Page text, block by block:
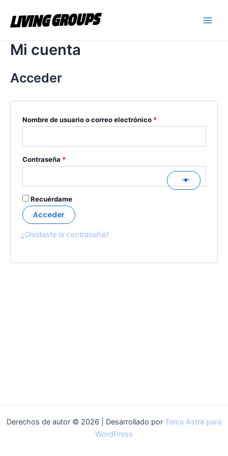
contenido
Mi cuenta
Acceder
Nombre de usuario o correo electrónico *
Contraseña *
Recuérdame
Acceder
¿Olvidaste la contraseña?
Derechos de autor © 2026 | Desarrollado por Tema Astra para
WordPress